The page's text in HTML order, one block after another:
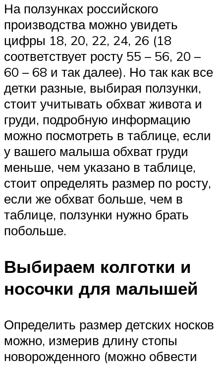
На ползунках российского
производства можно увидеть
цифры 18, 20, 22, 24, 26 (18
соответствует росту 55 – 56, 20 –
60 – 68 и так далее). Но так как все
детки разные, выбирая ползунки,
стоит учитывать обхват живота и
груди, подробную информацию
можно посмотреть в таблице, если
у вашего малыша обхват груди
меньше, чем указано в таблице,
стоит определять размер по росту,
если же обхват больше, чем в
таблице, ползунки нужно брать
побольше.
Выбираем колготки и
носочки для малышей
Определить размер детских носков
можно, измерив длину стопы
новорожденного (можно обвести